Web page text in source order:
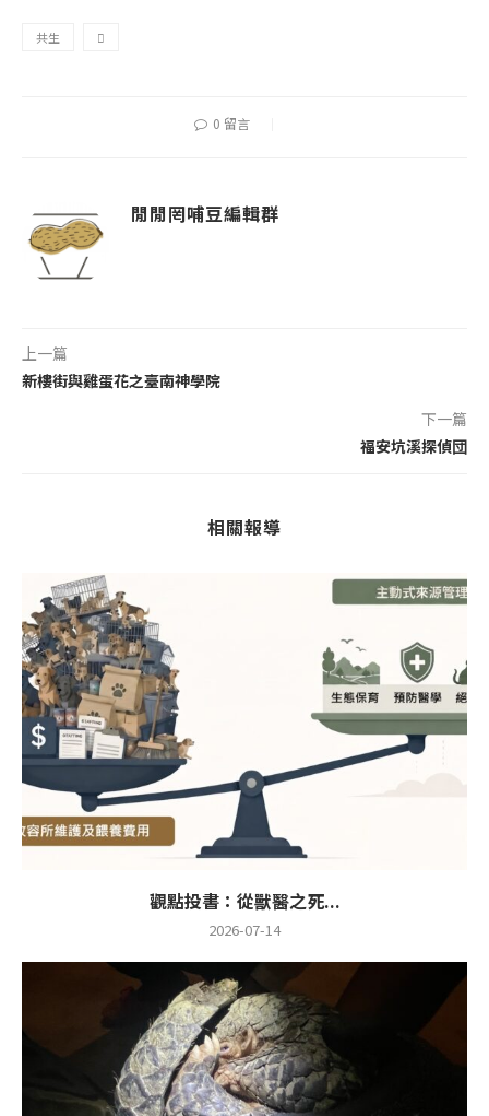
共生 
0 留言
閒閒罔哺豆編輯群
上一篇
新樓街與雞蛋花之臺南神學院
下一篇
福安坑溪探偵団
相關報導
觀點投書：從獸醫之死...
2026-07-14